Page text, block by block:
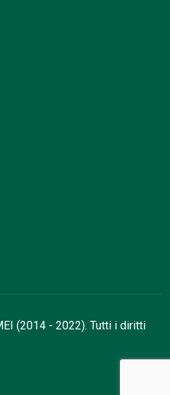
(2014 - 2022). Tutti i diritti